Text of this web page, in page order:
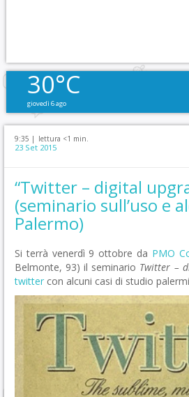
30°C
giovedì 6 ago
9:35 | lettura <1 min.
23 Set 2015
“Twitter – digital
(seminario sull’uso e
Palermo)
Si terrà venerdì 9 ottobre da PMO
Belmonte, 93) il seminario Twitter –
twitter con alcuni casi di studio